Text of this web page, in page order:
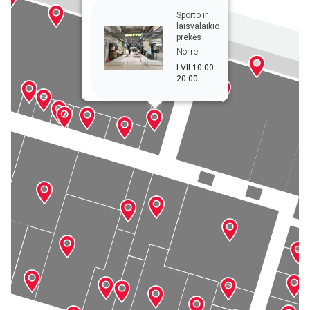
Sporto ir
laisvalaikio
prekės
Norre
I-VII 10:00 -
20:00